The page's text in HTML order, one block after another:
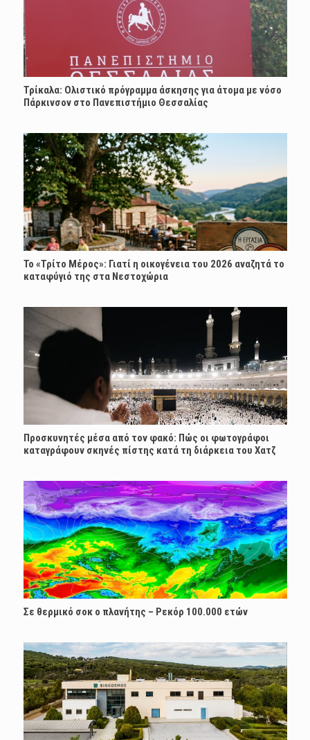
Τρίκαλα: Ολιστικό πρόγραμμα άσκησης για άτομα με νόσο
Πάρκινσον στο Πανεπιστήμιο Θεσσαλίας
Το «Τρίτο Μέρος»: Γιατί η οικογένεια του 2026 αναζητά το
καταφύγιό της στα Νεστοχώρια
Προσκυνητές μέσα από τον φακό: Πώς οι φωτογράφοι
καταγράφουν σκηνές πίστης κατά τη διάρκεια του Χατζ
Σε θερμικό σοκ ο πλανήτης – Ρεκόρ 100.000 ετών